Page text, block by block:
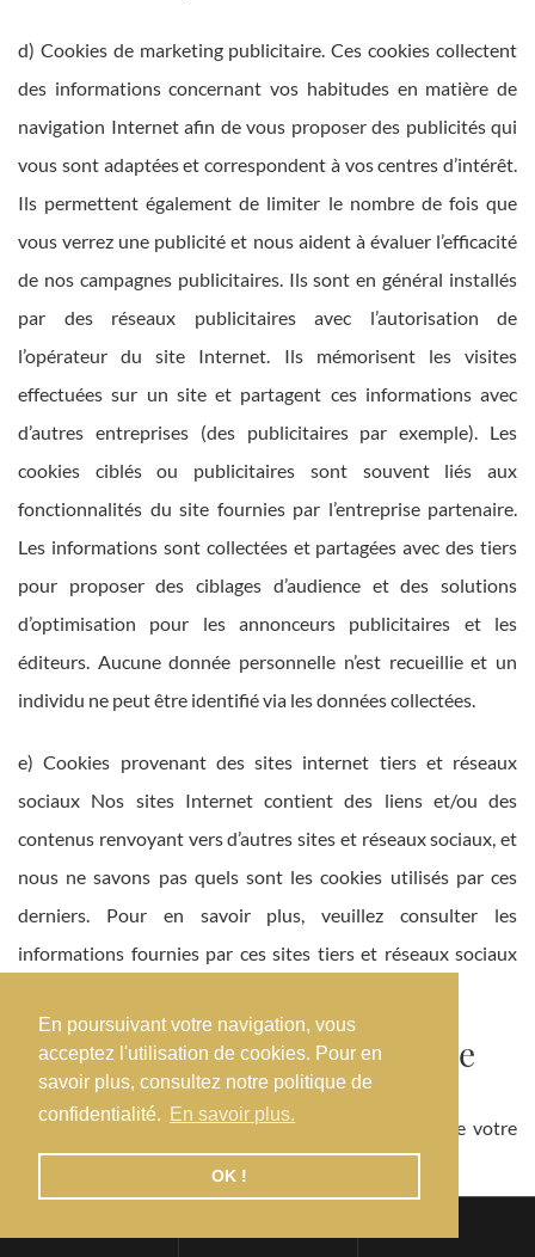
En poursuivant votre navigation, vous
acceptez l'utilisation de cookies. Pour en
savoir plus, consultez notre politique de
confidentialité. En savoir plus.
OK !
d) Cookies de marketing publicitaire. Ces cookies collectent
des informations concernant vos habitudes en matière de
navigation Internet afin de vous proposer des publicités qui
vous sont adaptées et correspondent à vos centres d’intérêt.
Ils permettent également de limiter le nombre de fois que
vous verrez une publicité et nous aident à évaluer l’efficacité
de nos campagnes publicitaires. Ils sont en général installés
par des réseaux publicitaires avec l’autorisation de
l’opérateur du site Internet. Ils mémorisent les visites
effectuées sur un site et partagent ces informations avec
d’autres entreprises (des publicitaires par exemple). Les
cookies ciblés ou publicitaires sont souvent liés aux
fonctionnalités du site fournies par l’entreprise partenaire.
Les informations sont collectées et partagées avec des tiers
pour proposer des ciblages d’audience et des solutions
d’optimisation pour les annonceurs publicitaires et les
éditeurs. Aucune donnée personnelle n’est recueillie et un
individu ne peut être identifié via les données collectées.
e) Cookies provenant des sites internet tiers et réseaux
sociaux Nos sites Internet contient des liens et/ou des
contenus renvoyant vers d’autres sites et réseaux sociaux, et
nous ne savons pas quels sont les cookies utilisés par ces
derniers. Pour en savoir plus, veuillez consulter les
informations fournies par ces sites tiers et réseaux sociaux
D – Respect de votre vie privée
Nous nous engageons en faveur de la protection de votre
privée et respectons les 2 principes suivants.